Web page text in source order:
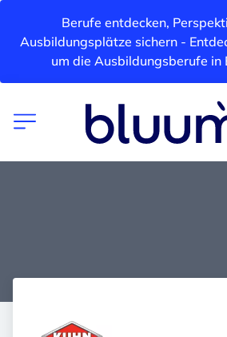
Berufe entdecken,
Ausbildungsplätze sichern -
um die Ausbildungsberufe in